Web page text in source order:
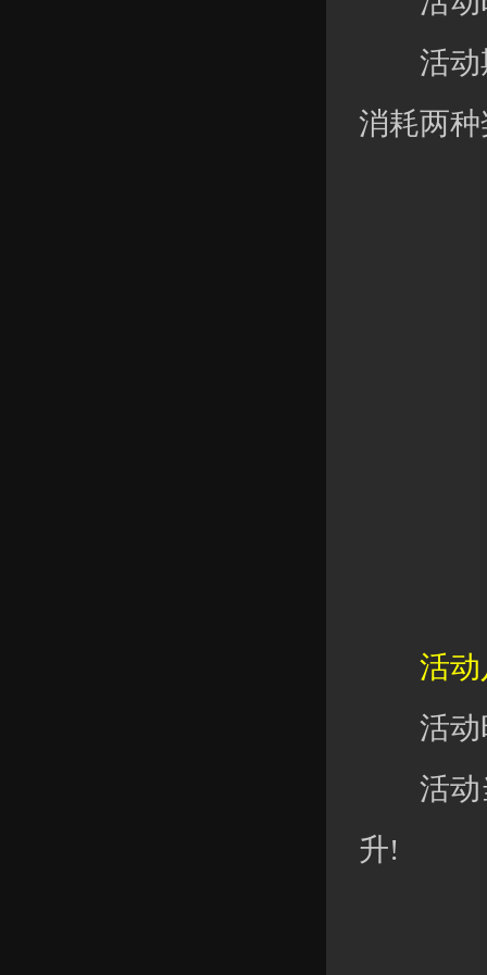
活动期
消耗两
活动
活动
活动当
升!